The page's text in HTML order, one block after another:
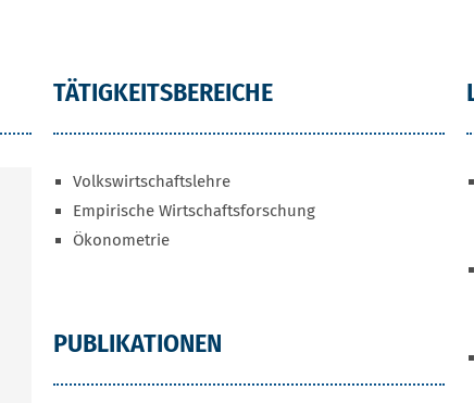
TÄTIGKEITSBEREICHE
Volkswirtschaftslehre
Empirische Wirtschaftsforschung
Ökonometrie
PUBLIKATIONEN